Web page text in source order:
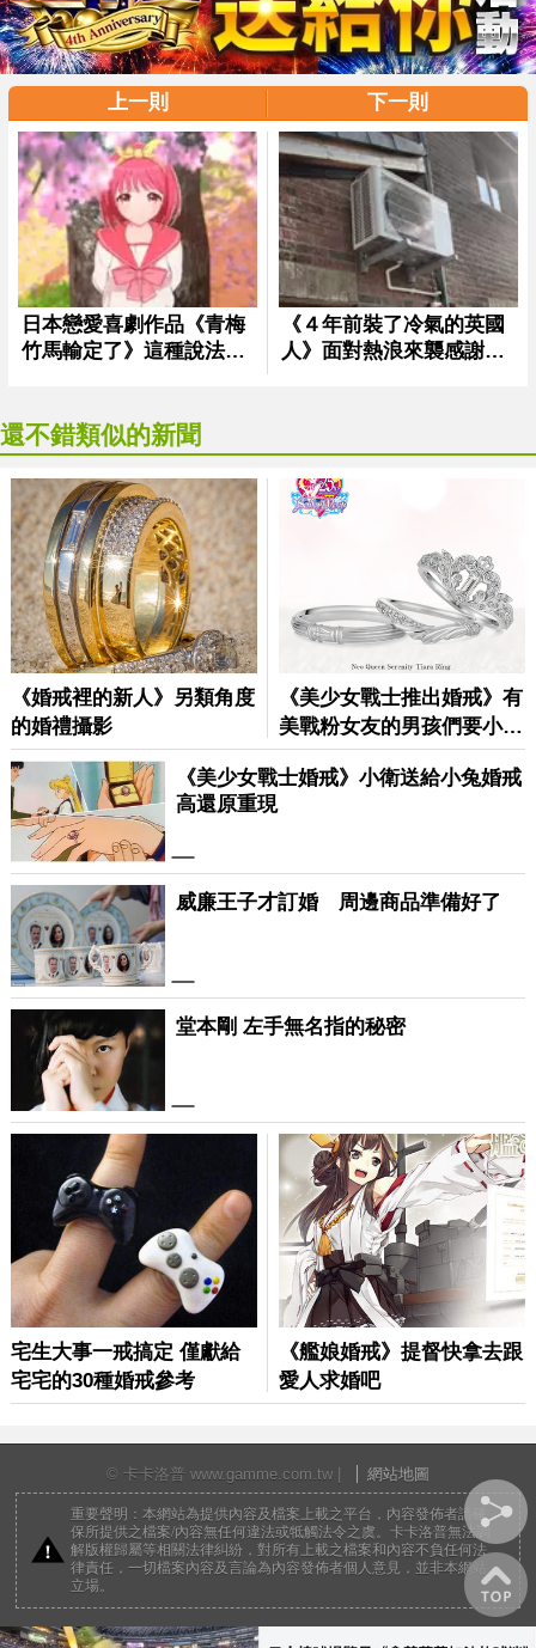
上一則 下一則
還不錯類似的新聞
© 卡卡洛普 www.gamme.com.tw | 網站地圖
重要聲明：本網站為提供內容及檔案上載之平台，內容發佈者請確
保所提供之檔案/內容無任何違法或牴觸法令之虞。卡卡洛普無法調
解版權歸屬等相關法律糾紛，對所有上載之檔案和內容不負任何法
律責任，一切檔案內容及言論為內容發佈者個人意見，並非本網站
立場。